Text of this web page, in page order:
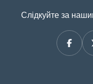
Слідкуйте за